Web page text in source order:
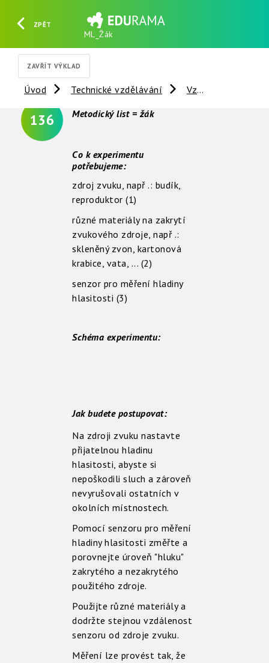
ZPĚT
ML_Žák
ZAVŘÍT VÝKLAD
Úvod Technické vzdělávání Vzdálené experimenty
136 Metodický list = žák
Co k experimentu
potřebujeme:
zdroj zvuku, např .: budík,
reproduktor (1)
různé materiály na zakrytí
zvukového zdroje, např .:
skleněný zvon, kartonová
krabice, vata, ... (2)
senzor pro měření hladiny
hlasitosti (3)
Schéma experimentu:
Jak budete postupovat:
Na zdroji zvuku nastavte
přijatelnou hladinu
hlasitosti, abyste si
nepoškodili sluch a zároveň
nevyrušovali ostatních v
okolních místnostech.
Pomocí senzoru pro měření
hladiny hlasitosti změřte a
porovnejte úroveň "hluku"
zakrytého a nezakrytého
použitého zdroje.
Použijte různé materiály a
dodržte stejnou vzdálenost
senzoru od zdroje zvuku.
Měření lze provést tak, že